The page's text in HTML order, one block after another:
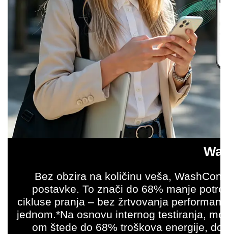
Bez obzira na količinu veša,
postavke. To znači do 68% manje
cikluse pranja – bez žrtvovanja
jednom.*Na osnovu internog testiranja,
om štede do 68% troškova energije,